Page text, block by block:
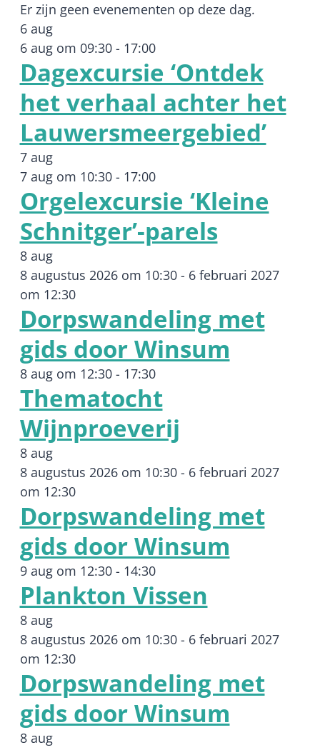
Er zijn geen evenementen op deze dag.
6 aug
6 aug om 09:30- 17:00
Dagexcursie ‘Ontdek
het verhaal achter het
Lauwersmeergebied’
7 aug
7 aug om 10:30- 17:00
Orgelexcursie ‘Kleine
Schnitger’-parels
8 aug
8 augustus 2026 om 10:30- 6 februari 2027
om 12:30
Dorpswandeling met
gids door Winsum
8 aug om 12:30- 17:30
Thematocht
Wijnproeverij
8 aug
8 augustus 2026 om 10:30- 6 februari 2027
om 12:30
Dorpswandeling met
gids door Winsum
9 aug om 12:30- 14:30
Plankton Vissen
8 aug
8 augustus 2026 om 10:30- 6 februari 2027
om 12:30
Dorpswandeling met
gids door Winsum
8 aug